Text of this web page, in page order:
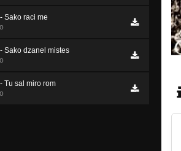
Sako raci me
Sako dzanel mistes
Tu sal miro rom